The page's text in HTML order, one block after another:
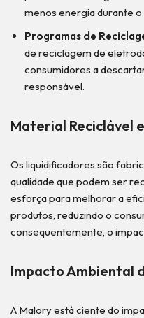
menos energia durante o
Programas de
de reciclagem de
consumidores a
responsável.
Material Reciclável
Os liquidificadores são
qualidade que podem ser
esforça para melhorar a
produtos, reduzindo o
consequentemente, o
Impacto Ambiental
A Malory está ciente do